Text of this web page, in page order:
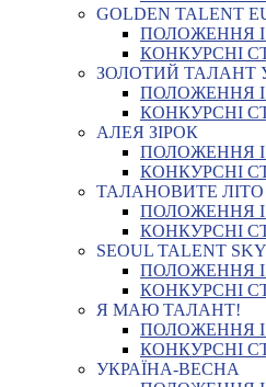
GOLDEN TALENT
ПОЛОЖЕННЯ
КОНКУРСНІ
ЗОЛОТИЙ ТАЛАНТ
ПОЛОЖЕННЯ
КОНКУРСНІ
АЛЕЯ ЗІРОК
ПОЛОЖЕННЯ
КОНКУРСНІ
ТАЛАНОВИТЕ ЛІТО
ПОЛОЖЕННЯ
КОНКУРСНІ
SEOUL TALENT SKY
ПОЛОЖЕННЯ
КОНКУРСНІ
Я МАЮ ТАЛАНТ!
ПОЛОЖЕННЯ
КОНКУРСНІ
УКРАЇНА-ВЕСНА